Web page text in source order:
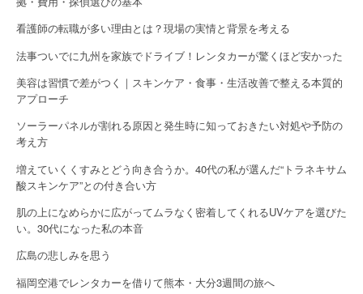
看護師の転職が多い理由とは？現場の実情と背景を考える
法事ついでに九州を家族でドライブ！レンタカーが驚くほど安かった
美容は習慣で差がつく｜スキンケア・食事・生活改善で整える本質的
アプローチ
ソーラーパネルが割れる原因と発生時に知っておきたい対処や予防の
考え方
増えていくくすみとどう向き合うか。40代の私が選んだ“トラネキサム
酸スキンケア”との付き合い方
肌の上になめらかに広がってムラなく密着してくれるUVケアを選びた
い。30代になった私の本音
広島の悲しみを思う
福岡空港でレンタカーを借りて熊本・大分3週間の旅へ